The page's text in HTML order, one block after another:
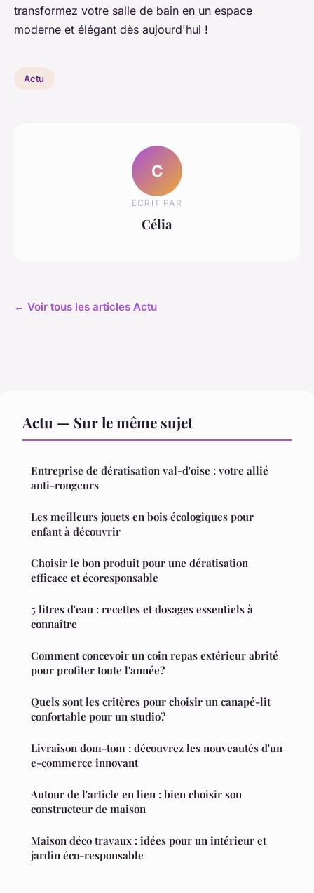
transformez votre salle de bain en un espace
moderne et élégant dès aujourd'hui !
Actu
C
ECRIT PAR
Célia
← Voir tous les articles Actu
Actu — Sur le même sujet
Entreprise de dératisation val-d'oise : votre allié
anti-rongeurs
Les meilleurs jouets en bois écologiques pour
enfant à découvrir
Choisir le bon produit pour une dératisation
efficace et écoresponsable
5 litres d'eau : recettes et dosages essentiels à
connaître
Comment concevoir un coin repas extérieur abrité
pour profiter toute l'année?
Quels sont les critères pour choisir un canapé-lit
confortable pour un studio?
Livraison dom-tom : découvrez les nouveautés d'un
e-commerce innovant
Autour de l'article en lien : bien choisir son
constructeur de maison
Maison déco travaux : idées pour un intérieur et
jardin éco-responsable